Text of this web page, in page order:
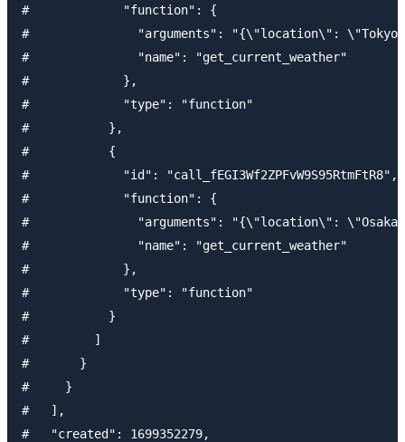
#             "function": {
#               "arguments": "{\"location\":
#               "name": "get_current_weather"
#             },
#             "type": "function"
#           },
#           {
#             "id": "call_fEGI3Wf2ZPFvW9S95RtmFtR8",
#             "function": {
#               "arguments": "{\"location\":
#               "name": "get_current_weather"
#             },
#             "type": "function"
#           }
#         ]
#       }
#     }
#   ],
#   "created": 1699352279,